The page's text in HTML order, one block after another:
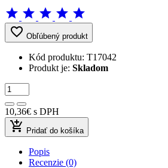
star star star star star
favorite_border Obľúbený produkt
Kód produktu: T17042
Produkt je: Skladom
10,36€ s DPH
add_shopping_cart Pridať do košíka
Popis
Recenzie (0)